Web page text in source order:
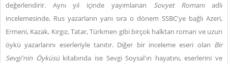
değerlendirir. Aynı yıl içinde yayımlanan Sovyet Romanıadlı
incelemesinde, Rus yazarların yanı sıra o dönem SSBC'ye bağlı Azeri,
Ermeni, Kazak, Kırgız, Tatar, Türkmen gibi birçok halktan roman ve uzun
öykü yazarlarını eserleriyle tanıtır. Diğer bir inceleme eseri olan Bir
Sevgi'nin Öyküsükitabında ise Sevgi Soysal'ın hayatını, eserlerini ve